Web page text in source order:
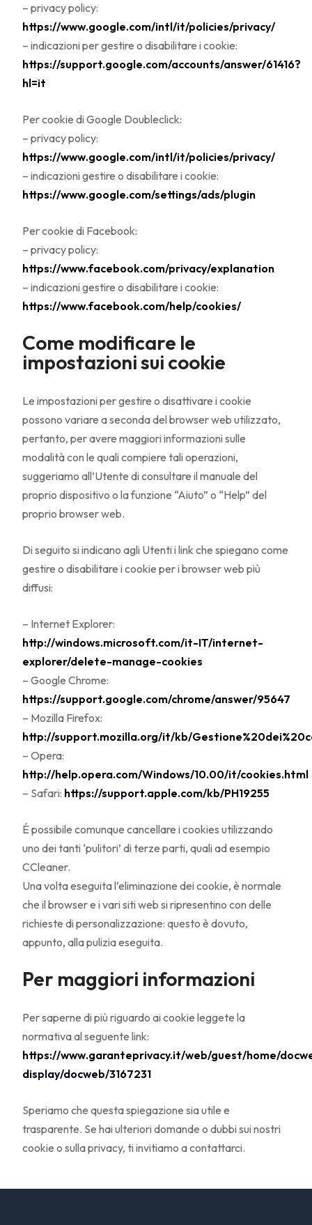
– privacy policy:
https://www.google.com/intl/it/policies/privacy/
– indicazioni per gestire o disabilitare i cookie:
https://support.google.com/accounts/answer/61416?
hl=it
Per cookie di Google Doubleclick:
– privacy policy:
https://www.google.com/intl/it/policies/privacy/
– indicazioni gestire o disabilitare i cookie:
https://www.google.com/settings/ads/plugin
Per cookie di Facebook:
– privacy policy:
https://www.facebook.com/privacy/explanation
– indicazioni gestire o disabilitare i cookie:
https://www.facebook.com/help/cookies/
Come modificare le
impostazioni sui cookie
Le impostazioni per gestire o disattivare i cookie
possono variare a seconda del browser web utilizzato,
pertanto, per avere maggiori informazioni sulle
modalità con le quali compiere tali operazioni,
suggeriamo all’Utente di consultare il manuale del
proprio dispositivo o la funzione “Aiuto” o “Help” del
proprio browser web.
Di seguito si indicano agli Utenti i link che spiegano come
gestire o disabilitare i cookie per i browser web più
diffusi:
– Internet Explorer:
http://windows.microsoft.com/it-IT/internet-
explorer/delete-manage-cookies
– Google Chrome:
https://support.google.com/chrome/answer/95647
– Mozilla Firefox:
http://support.mozilla.org/it/kb/
– Opera:
http://help.opera.com/Windows/10.00/it/cookies.html
– Safari: https://support.apple.com/kb/PH19255
É possibile comunque cancellare i cookies utilizzando
uno dei tanti ‘pulitori’ di terze parti, quali ad esempio
CCleaner.
Una volta eseguita l’eliminazione dei cookie, è normale
che il browser e i vari siti web si ripresentino con delle
richieste di personalizzazione: questo è dovuto,
appunto, alla pulizia eseguita.
Per maggiori informazioni
Per saperne di più riguardo ai cookie leggete la
normativa al seguente link:
https://www.garanteprivacy.it/web/guest/home/
display/docweb/3167231
Speriamo che questa spiegazione sia utile e
trasparente. Se hai ulteriori domande o dubbi sui nostri
cookie o sulla privacy, ti invitiamo a contattarci.